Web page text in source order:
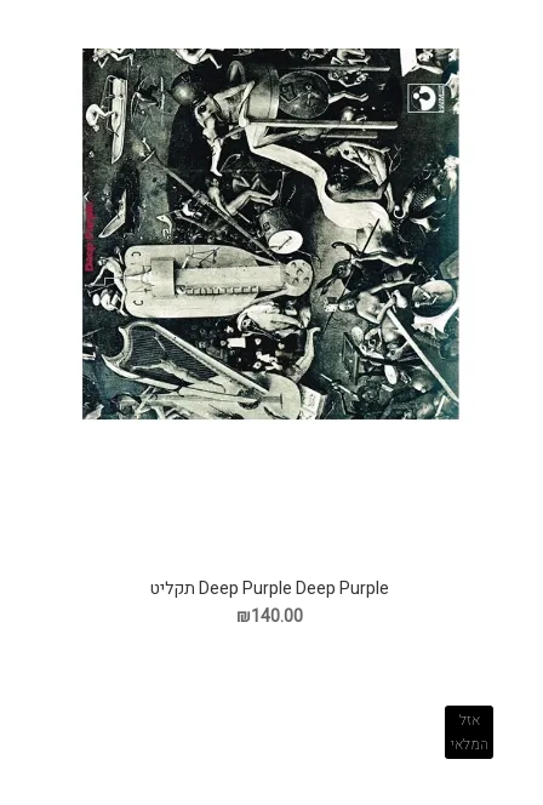
Deep Purple Deep Purple תקליט
₪140.00
אזל
המלאי